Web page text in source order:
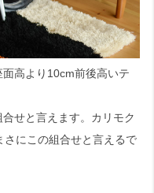
高より10cm前後高いテ
せと言えます。カリモク
にこの組合せと言えるで